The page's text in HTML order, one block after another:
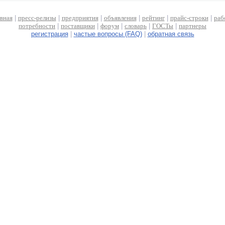
| пресс-релизы предприятия| объявления| рейтинг| прайс-строки|
потребности
поставщики форум словарь ГОСТы
партнеры
регистрация| частые вопросы (FAQ)| обратная связь